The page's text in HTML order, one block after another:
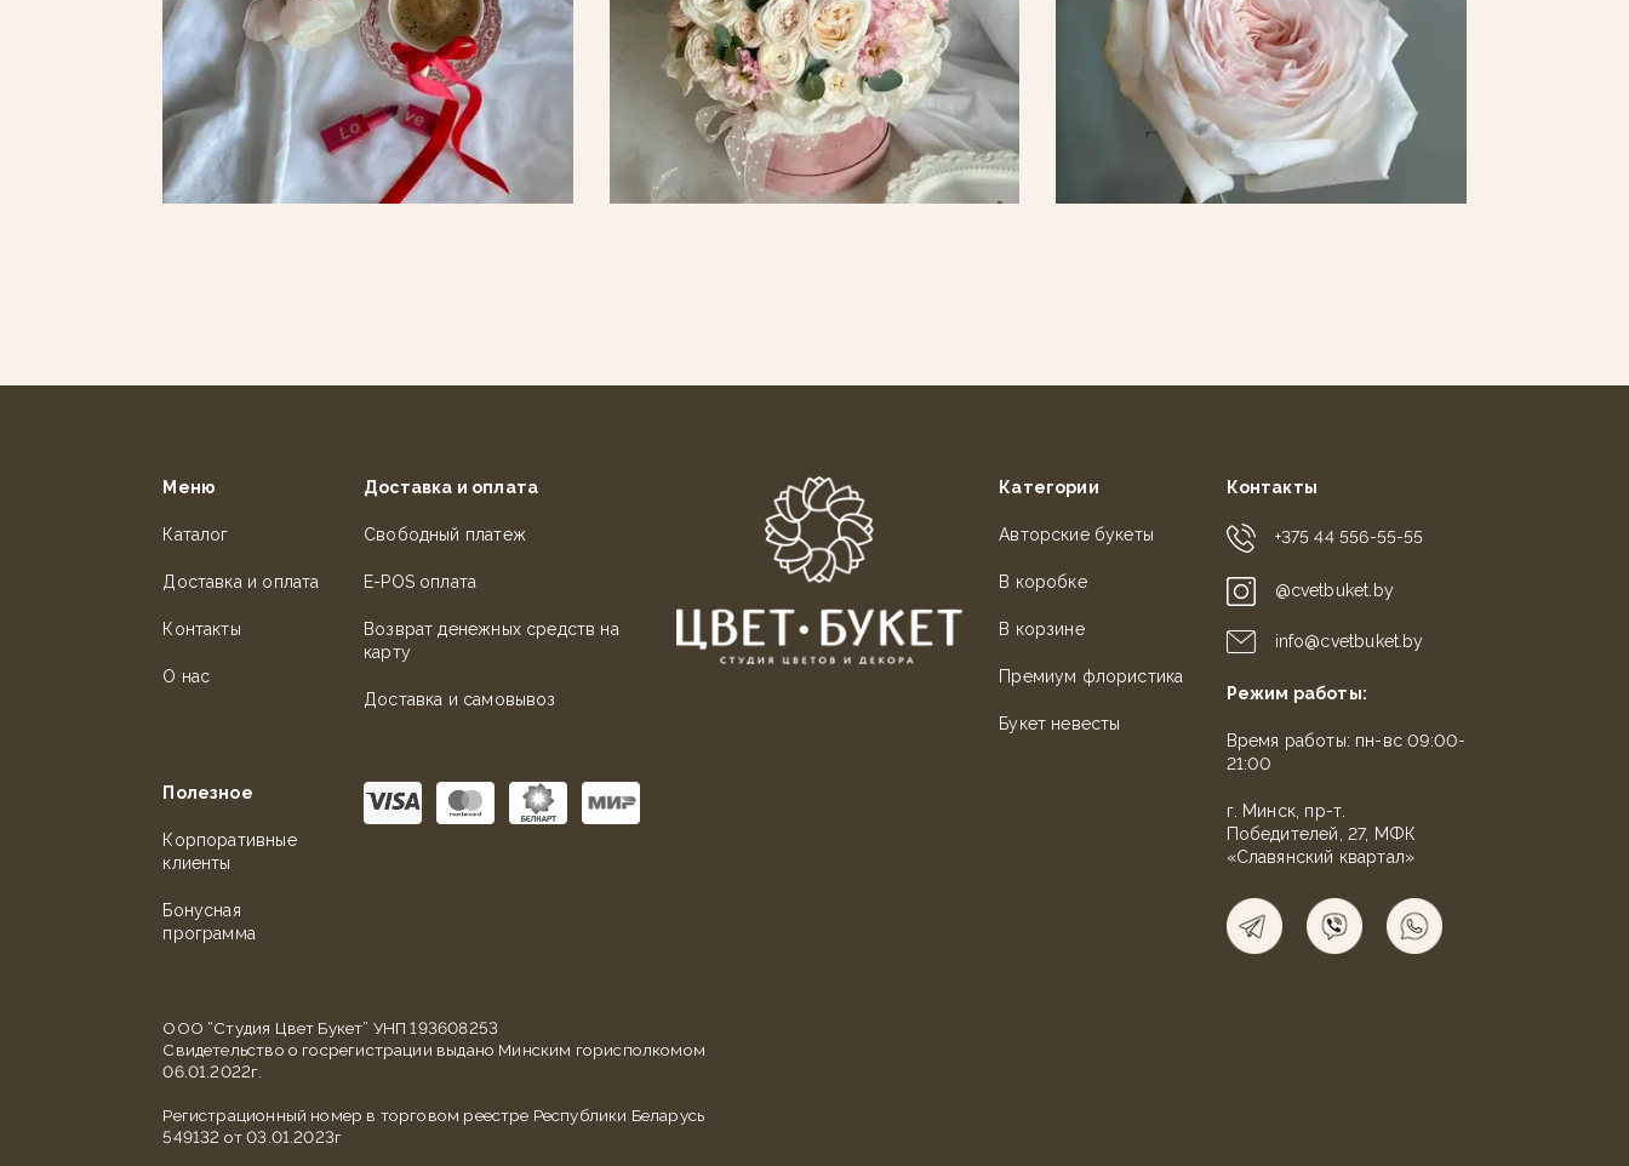
Меню
Каталог
Доставка и оплата
Контакты
О нас
Доставка и оплата
Свободный платеж
E-POS оплата
Возврат денежных средств на
карту
Доставка и самовывоз
Полезное
Корпоративные
клиенты
Бонусная
программа
Категории
Авторские букеты
В коробке
В корзине
Премиум флористика
Букет невесты
Контакты
+375 44 556-55-55
@cvetbuket.by
info@cvetbuket.by
Режим работы:
Время работы: пн-вс 09:00-
21:00
г. Минск, пр-т.
Победителей, 27, МФК
«Славянский квартал»
ООО “Студия Цвет Букет” УНП 193608253
Свидетельство о госрегистрации выдано Минским горисполкомом
06.01.2022г.
Регистрационный номер в торговом реестре Республики Беларусь
549132 от 03.01.2023г